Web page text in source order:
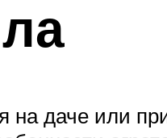
на даче или